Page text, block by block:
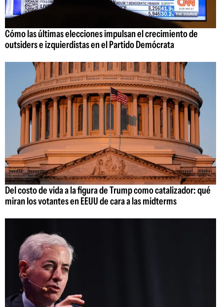
Cómo las últimas elecciones impulsan el crecimiento de
outsiders e izquierdistas en el Partido Demócrata
Del costo de vida a la figura de Trump como catalizador: qué
miran los votantes en EEUU de cara a las midterms